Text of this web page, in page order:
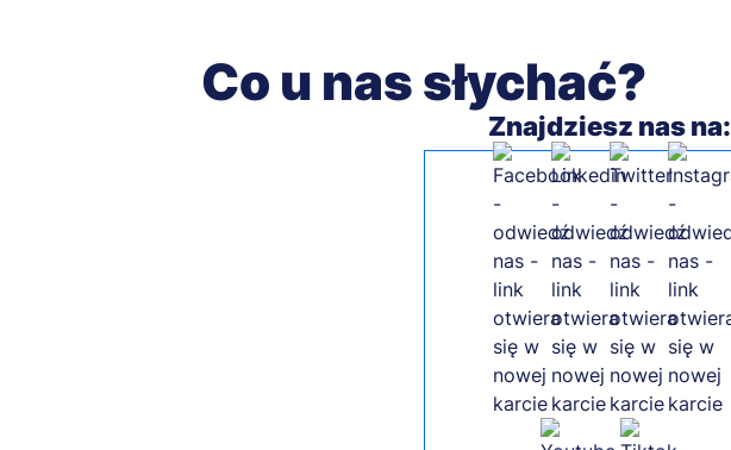
Co u nas słychać?
Znajdziesz nas na: